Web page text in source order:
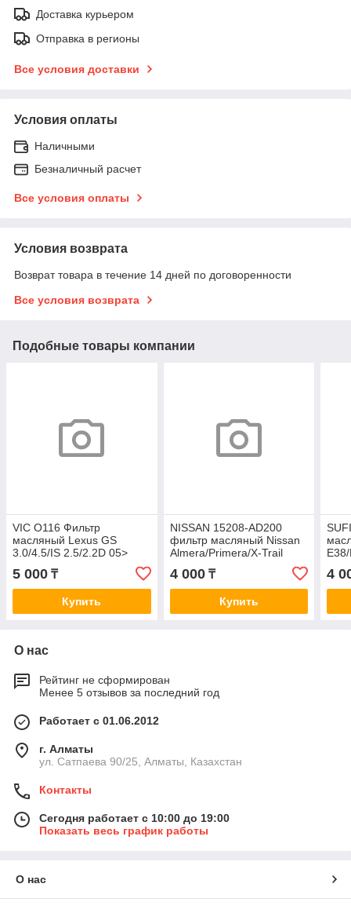
Доставка курьером
Отправка в регионы
Все условия доставки
Условия оплаты
Наличными
Безналичный расчет
Все условия оплаты
Условия возврата
Возврат товара в течение 14 дней по договоренности
Все условия возврата
Подобные товары компании
VIC O116 Фильтр
масляный Lexus GS
3.0/4.5/IS 2.5/2.2D 05>
5 000 ₸
Купить
NISSAN 15208-AD200
фильтр масляный Nissan
Almera/Primera/X-Trail
4 000₸
Купить
4
О нас
Рейтинг не сформирован
Менее 5 отзывов за последний год
Работает с 01.06.2012
г. Алматы
ул. Сатпаева 90/25, Алматы, Казахстан
Контакты
Сегодня работает с 10:00 до 19:00
Показать весь график работы
О нас